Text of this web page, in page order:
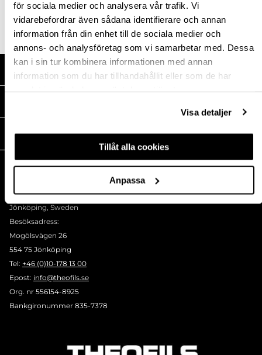
för sociala medier och analysera vår trafik. Vi
vidarebefordrar även sådana identifierare och annan
information från din enhet till de sociala medier och
annons- och analysföretag som vi samarbetar med. Dessa
kan i sin tur kombinera informationen med annan
information som du har tillhandahållit eller som de har
Visa detaljer
Tillåt alla cookies
Anpassa
Köp
THEOFILS
BOX 1009 551 11
Jönköping, Sweden
Besöksadress:
Mogölsvägen 26
554 75 Jönköping
Tel: +46 (0)10-178 13 00
Epost: info@theofils.se
Org. nr 556154-8925
Bankgironummer 835-7378